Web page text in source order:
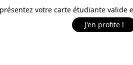
votre carte étudiante valide
J'en profite !